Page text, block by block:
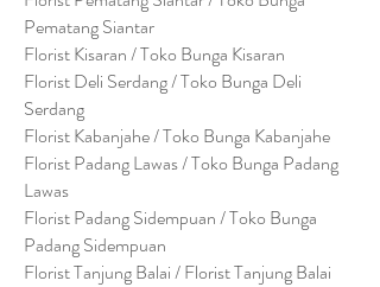
Pematang Siantar
Florist Kisaran / Toko Bunga Kisaran
Florist Deli Serdang / Toko Bunga Deli
Serdang
Florist Kabanjahe / Toko Bunga Kabanjahe
Florist Padang Lawas / Toko Bunga Padang
Lawas
Florist Padang Sidempuan / Toko Bunga
Padang Sidempuan
Florist Tanjung Balai / Florist Tanjung Balai